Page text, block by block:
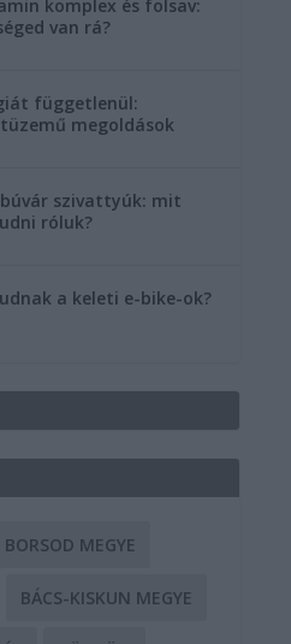
komplex és folsav:
van rá?
függetlenül:
megoldások
szivattyúk: mit
róluk?
a keleti e-bike-ok?
BORSOD MEGYE
BÁCS-KISKUN MEGYE